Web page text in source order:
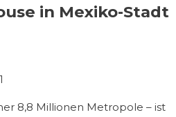
in Mexiko-Stadt
8,8 Millionen Metropole – ist